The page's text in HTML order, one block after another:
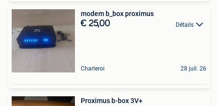
modem b_box proximus
€ 25,00 Détails
Charleroi 28 juil. 26
Proximus b-box 3V+